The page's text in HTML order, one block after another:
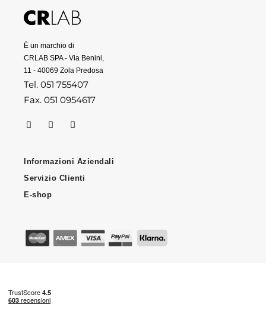
È un marchio di
CRLAB SPA - Via Benini,
11 - 40069 Zola Predosa
Tel. 051 755407
Fax. 051 0954617
Informazioni Aziendali
Servizio Clienti
E-shop